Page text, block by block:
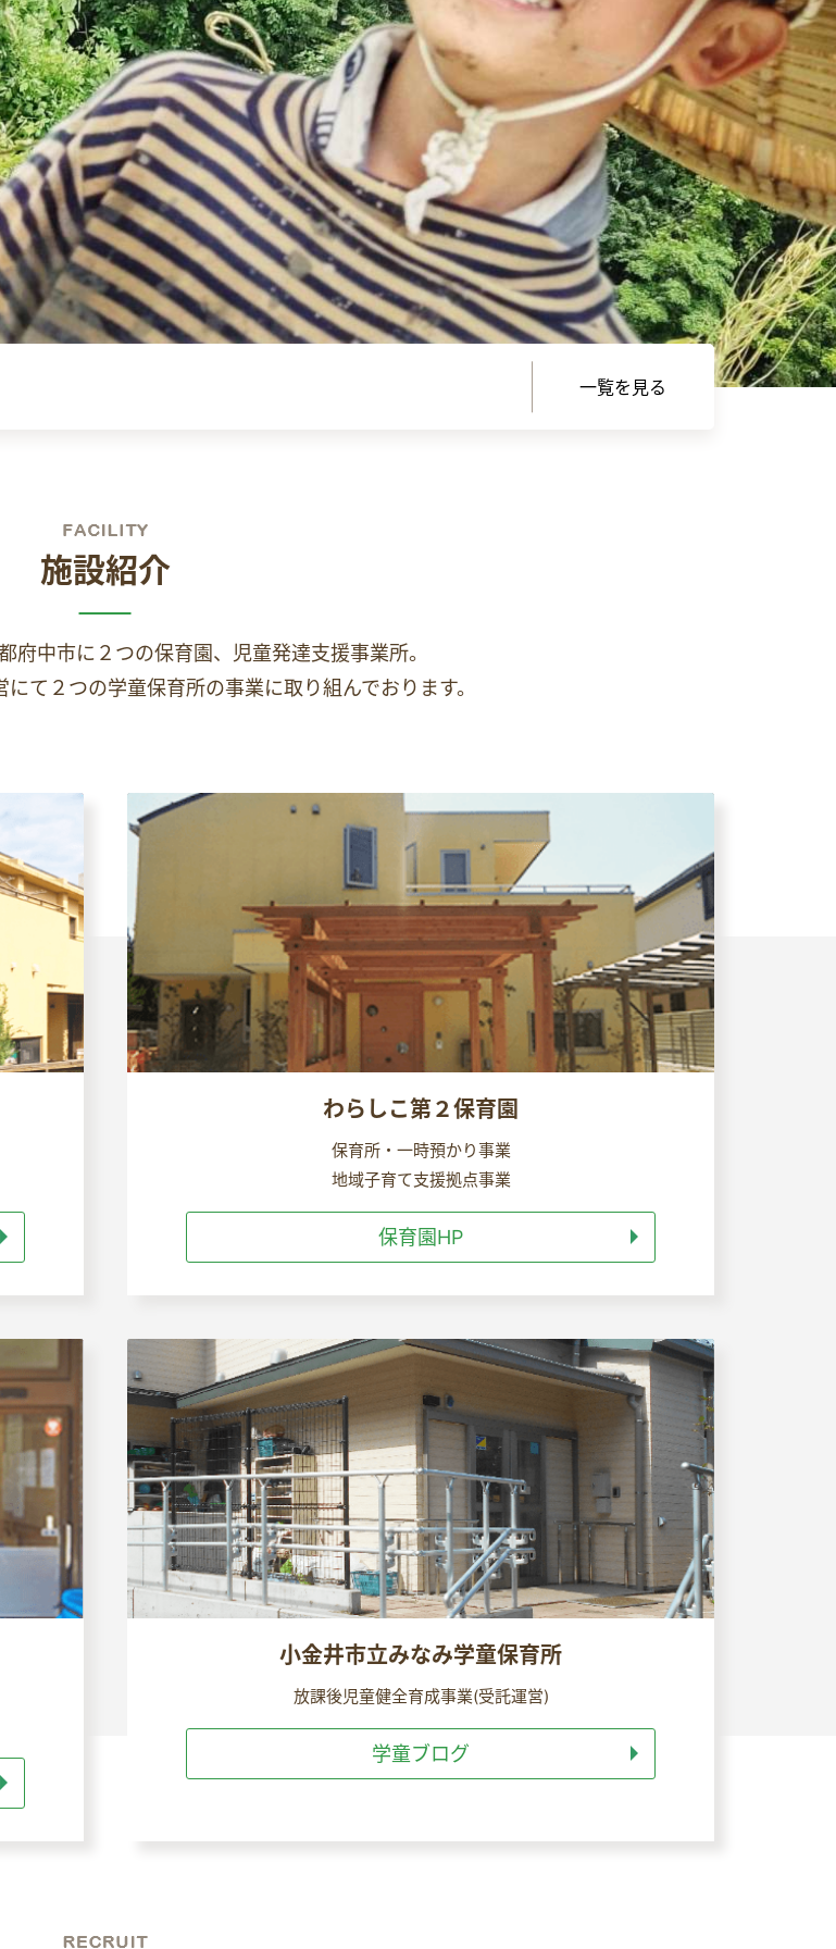
一覧を見る
施設紹介
府中市に２つの保育園、児童発達支援事業所。
て２つの学童保育所の事業に取り組んでおります。
わらしこ第２保育園
保育所・一時預かり事業
地域子育て支援拠点事業
保育園HP
小金井市立みなみ学童保育所
放課後児童健全育成事業(受託運営)
学童ブログ